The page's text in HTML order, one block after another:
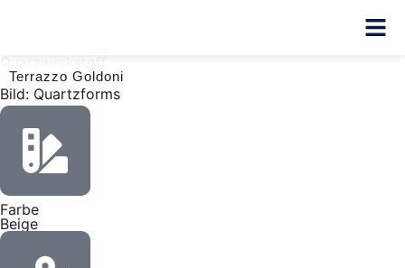
Quarzwerkstoff
Terrazzo Goldoni
Bild: Quartzforms
Farbe
Beige